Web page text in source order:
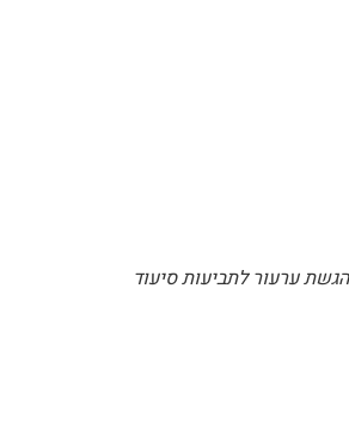
הגשת ערעור לתביעות סיעוד